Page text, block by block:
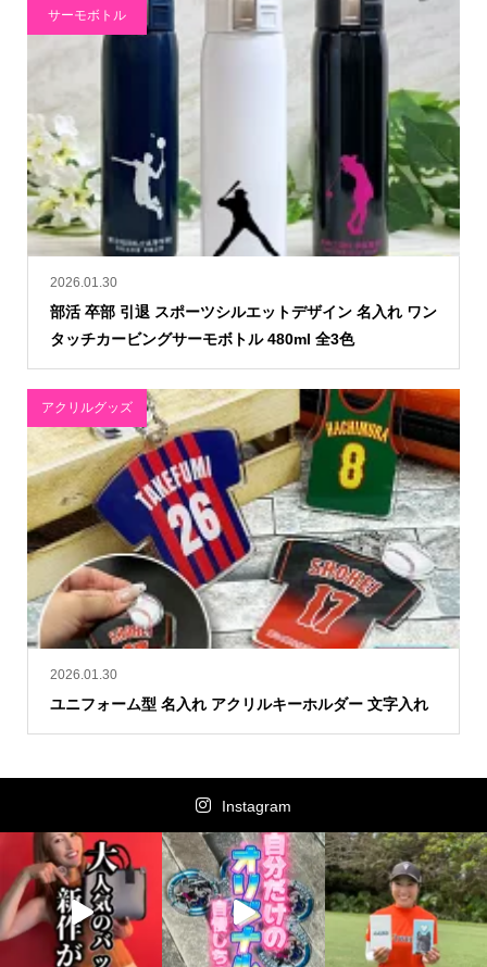
2026.01.30
部活 卒部 引退 スポーツシルエットデザイン 名入れ ワン
タッチカービングサーモボトル 480ml 全3色
サーモボトル
2026.01.30
ユニフォーム型 名入れ アクリルキーホルダー 文字入れ
アクリルグッズ
Instagram